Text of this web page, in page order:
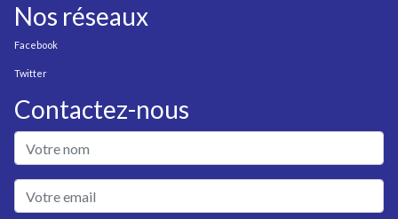
Nos réseaux
Facebook
Twitter
Contactez-nous